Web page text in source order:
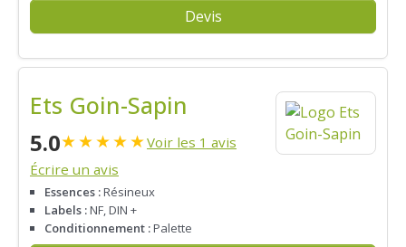
Devis
Ets Goin-Sapin
5.0★★★★★Voir les 1 avis
Écrire un avis
Essences :Résineux
Labels :NF, DIN +
Conditionnement :Palette